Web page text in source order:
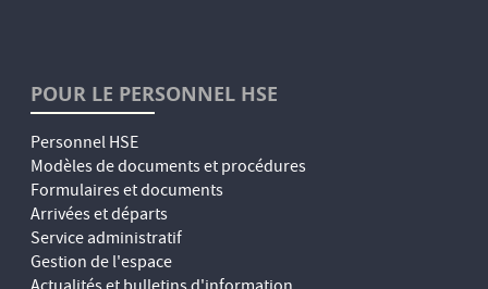
POUR LE PERSONNEL HSE
Personnel HSE
Modèles de documents et procédures
Formulaires et documents
Arrivées et départs
Service administratif
Gestion de l'espace